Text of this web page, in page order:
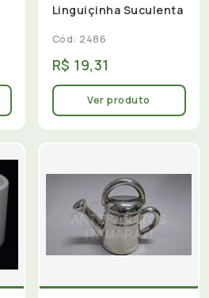
Linguiçinha Suculenta
Cód: 2486
R$ 19,31
Ver produto